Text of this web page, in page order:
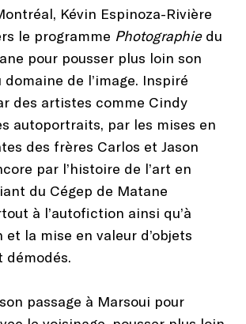
Kévin Espinoza-Rivière
le programme Photographiedu
pour pousser plus loin son
de l’image. Inspiré
des artistes comme Cindy
autoportraits, par les mises en
des frères Carlos et Jason
par l’histoire de l’art en
du Cégep de Matane
à l’autofiction ainsi qu’à
et la mise en valeur d’objets
démodés.
passage à Marsoui pour